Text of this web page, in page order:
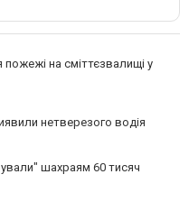
на сміттєзвалищі у
нетверезого водія
шахраям 60 тисяч